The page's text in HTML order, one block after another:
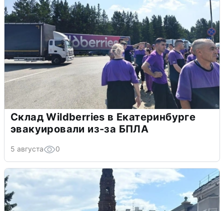
Склад Wildberries в Екатеринбурге
эвакуировали из-за БПЛА
5 августа 0